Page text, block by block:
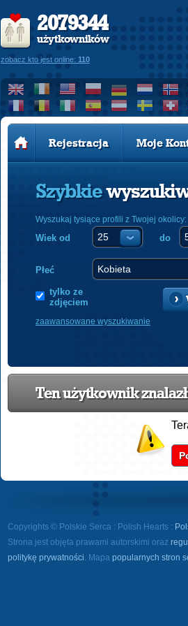
2079344
użytkowników
zobacz kto jest online: 110
Rejestracja Moje
Szybkie
Wyszukaj tysiące profili z Twojej okolicy:
Wiek od do
Płeć
tylko ze
zdjęciem
zaawansowane wyszukiwanie
Ten użytkownik
Copyrights © Polskie Serca : Polish Hearts :
Strona jest objęta prawami autorskimi oraz
politykę prywatności. Mapa popularnych stron